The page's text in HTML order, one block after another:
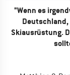
"Wenn es
Skiausrüstung.